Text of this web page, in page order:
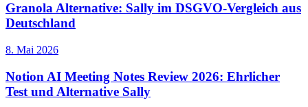
Granola Alternative: Sally im DSGVO-Vergleich aus
Deutschland
8. Mai 2026
Notion AI Meeting Notes Review 2026: Ehrlicher
Test und Alternative Sally